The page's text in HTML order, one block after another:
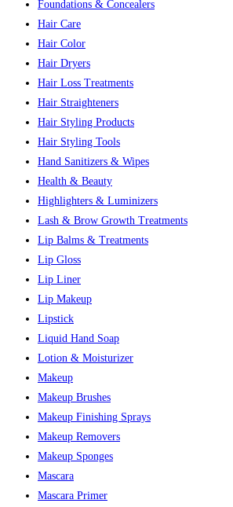
Foundations & Concealers
Hair Care
Hair Color
Hair Dryers
Hair Loss Treatments
Hair Straighteners
Hair Styling Products
Hair Styling Tools
Hand Sanitizers & Wipes
Health & Beauty
Highlighters & Luminizers
Lash & Brow Growth Treatments
Lip Balms & Treatments
Lip Gloss
Lip Liner
Lip Makeup
Lipstick
Liquid Hand Soap
Lotion & Moisturizer
Makeup
Makeup Brushes
Makeup Finishing Sprays
Makeup Removers
Makeup Sponges
Mascara
Mascara Primer